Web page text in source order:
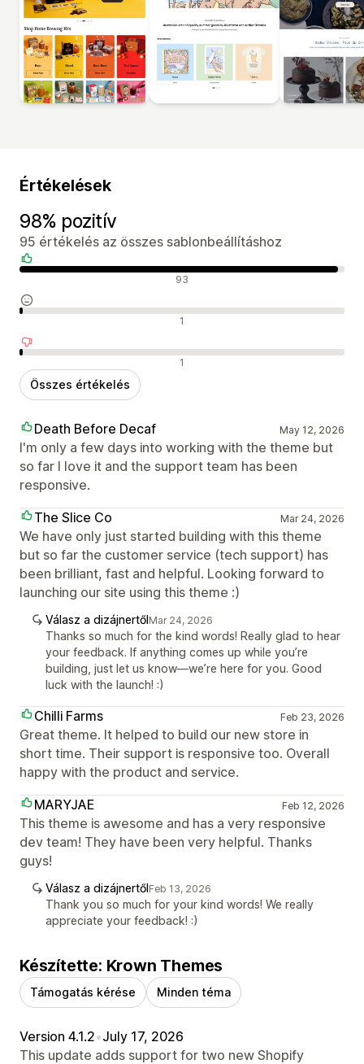
Értékelések
98% pozitív
95 értékelés az összes sablonbeállításhoz
Pozitív értékelések 93
Semleges értékelések 1
Negatív értékelések 1
Összes értékelés
Death Before Decaf May 12, 2026
I'm only a few days into working with the theme but
so far I love it and the support team has been
responsive.
The Slice Co
Mar 24, 2026
We have only just started building with this theme
but so far the customer service (tech support) has
been brilliant, fast and helpful. Looking forward to
launching our site using this theme :)
Válasz a dizájnertőlMar 24, 2026
Thanks so much for the kind words! Really glad to hear
your feedback. If anything comes up while you’re
building, just let us know—we’re here for you. Good
luck with the launch! :)
Chilli Farms Feb 23, 2026
Great theme. It helped to build our new store in
short time. Their support is responsive too. Overall
happy with the product and service.
MARYJAE
Feb 12, 2026
This theme is awesome and has a very responsive
dev team! They have been very helpful. Thanks
guys!
Válasz a dizájnertőlFeb 13, 2026
Thank you so much for your kind words! We really
appreciate your feedback! :)
Készítette: Krown Themes
Támogatás kérése Minden téma
Version 4.1.2•July 17, 2026
This update adds support for two new Shopify